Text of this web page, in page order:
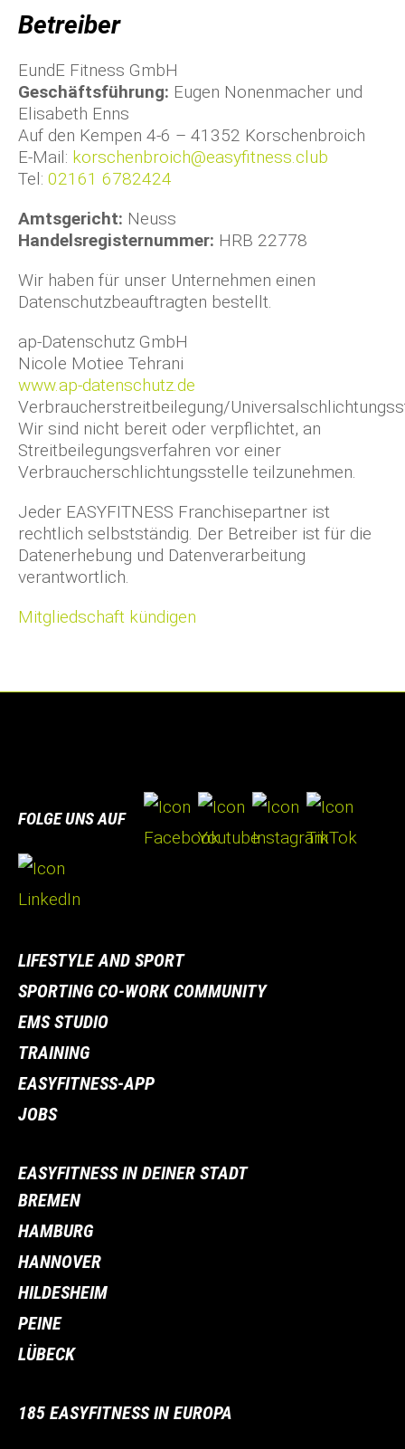
Betreiber
EundE Fitness GmbH
Geschäftsführung: Eugen Nonenmacher und
Elisabeth Enns
Auf den Kempen 4-6 – 41352 Korschenbroich
E-Mail: korschenbroich@easyfitness.club
Tel: 02161 6782424
Amtsgericht: Neuss
Handelsregisternummer: HRB 22778
Wir haben für unser Unternehmen einen
Datenschutzbeauftragten bestellt.
ap-Datenschutz GmbH
Nicole Motiee Tehrani
www.ap-datenschutz.de
Verbraucherstreitbeilegung/
Wir sind nicht bereit oder verpflichtet, an
Streitbeilegungsverfahren vor einer
Verbraucherschlichtungsstelle teilzunehmen.
Jeder EASYFITNESS Franchisepartner ist
rechtlich selbstständig. Der Betreiber ist für die
Datenerhebung und Datenverarbeitung
verantwortlich.
Mitgliedschaft kündigen
FOLGE UNS AUF
LIFESTYLE AND SPORT
SPORTING CO-WORK COMMUNITY
EMS STUDIO
TRAINING
EASYFITNESS-APP
JOBS
EASYFITNESS IN DEINER STADT
BREMEN
HAMBURG
HANNOVER
HILDESHEIM
PEINE
LÜBECK
185 EASYFITNESS IN EUROPA